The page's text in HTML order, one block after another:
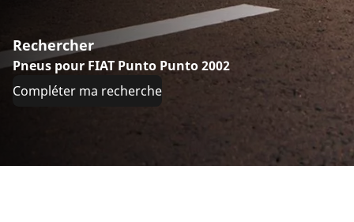
Rechercher
Pneus pour FIAT Punto Punto 2002
Compléter ma recherche